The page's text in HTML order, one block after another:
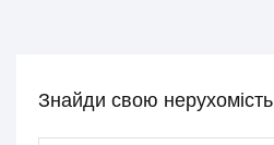
Знайди свою нерухомість